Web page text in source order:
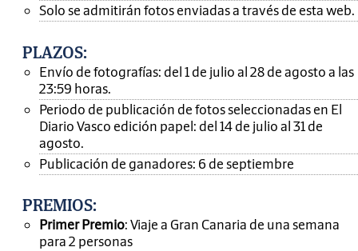
Solo se admitirán fotos enviadas a través de esta web.
PLAZOS:
Envío de fotografías: del 1 de julio al 28 de agosto a las
23:59 horas.
Periodo de publicación de fotos seleccionadas en El
Diario Vasco edición papel: del 14 de julio al 31 de
agosto.
Publicación de ganadores: 6 de septiembre
PREMIOS:
Primer Premio: Viaje a Gran Canaria de una semana
para 2 personas